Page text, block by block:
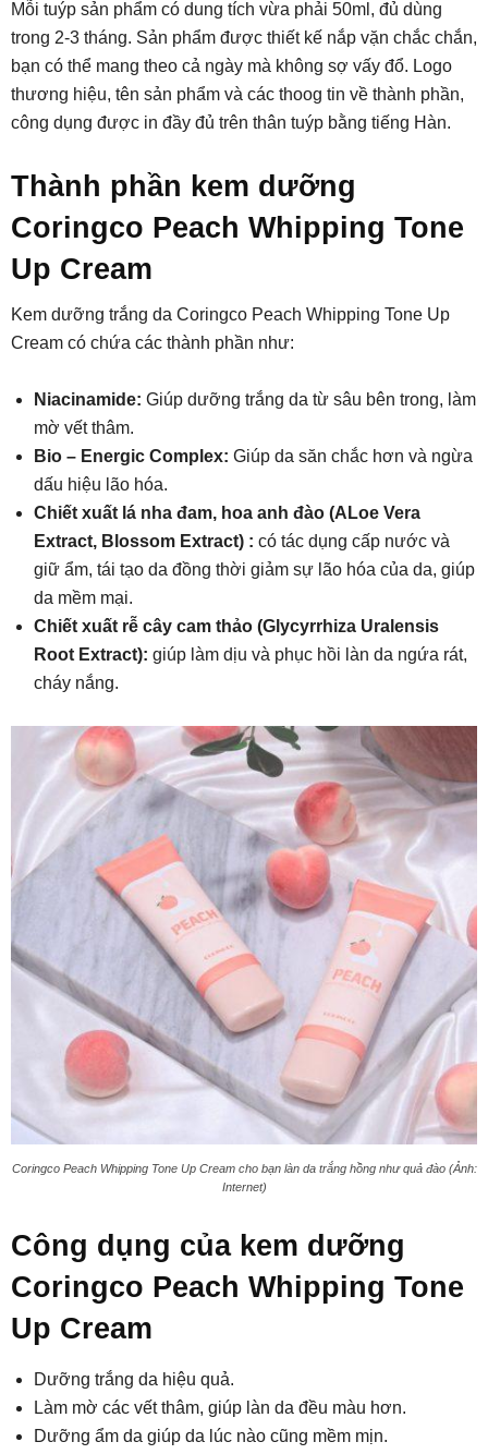
Mỗi tuýp sản phẩm có dung tích vừa phải 50ml, đủ dùng
trong 2-3 tháng. Sản phẩm được thiết kế nắp vặn chắc chắn,
bạn có thể mang theo cả ngày mà không sợ vấy đổ. Logo
thương hiệu, tên sản phẩm và các thoog tin về thành phần,
công dụng được in đầy đủ trên thân tuýp bằng tiếng Hàn.
Thành phần kem dưỡng
Coringco Peach Whipping Tone
Up Cream
Kem dưỡng trắng da Coringco Peach Whipping Tone Up
Cream có chứa các thành phần như:
Niacinamide: Giúp dưỡng trắng da từ sâu bên trong, làm
mờ vết thâm.
Bio – Energic Complex: Giúp da săn chắc hơn và ngừa
dấu hiệu lão hóa.
Chiết xuất lá nha đam, hoa anh đào (ALoe Vera
Extract, Blossom Extract) : có tác dụng cấp nước và
giữ ẩm, tái tạo da đồng thời giảm sự lão hóa của da, giúp
da mềm mại.
Chiết xuất rễ cây cam thảo (Glycyrrhiza Uralensis
Root Extract): giúp làm dịu và phục hồi làn da ngứa rát,
cháy nắng.
Coringco Peach Whipping Tone Up Cream cho bạn làn da trắng hồng như quả đào (Ảnh:
Internet)
Công dụng của kem dưỡng
Coringco Peach Whipping Tone
Up Cream
Dưỡng trắng da hiệu quả.
Làm mờ các vết thâm, giúp làn da đều màu hơn.
Dưỡng ẩm da giúp da lúc nào cũng mềm mịn.